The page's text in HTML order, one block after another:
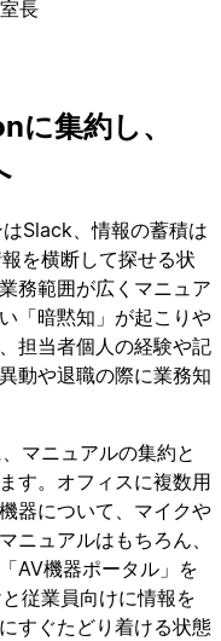
長
集約し、
Slack、情報の蓄積は
を横断して探せる状
務範囲が広くマニュア
「暗黙知」が起こりや
担当者個人の経験や記
動や退職の際に業務知
マニュアルの集約と
す。オフィスに複数用
器について、マイクや
ニュアルはもちろん、
AV機器ポータル」を
従業員向けに情報を
すぐたどり着ける状態